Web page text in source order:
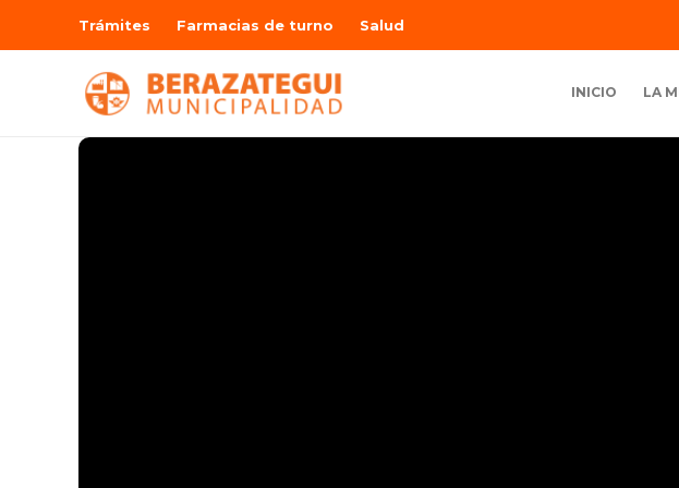
Trámites Farmacias de turno Salud
INICIO LA